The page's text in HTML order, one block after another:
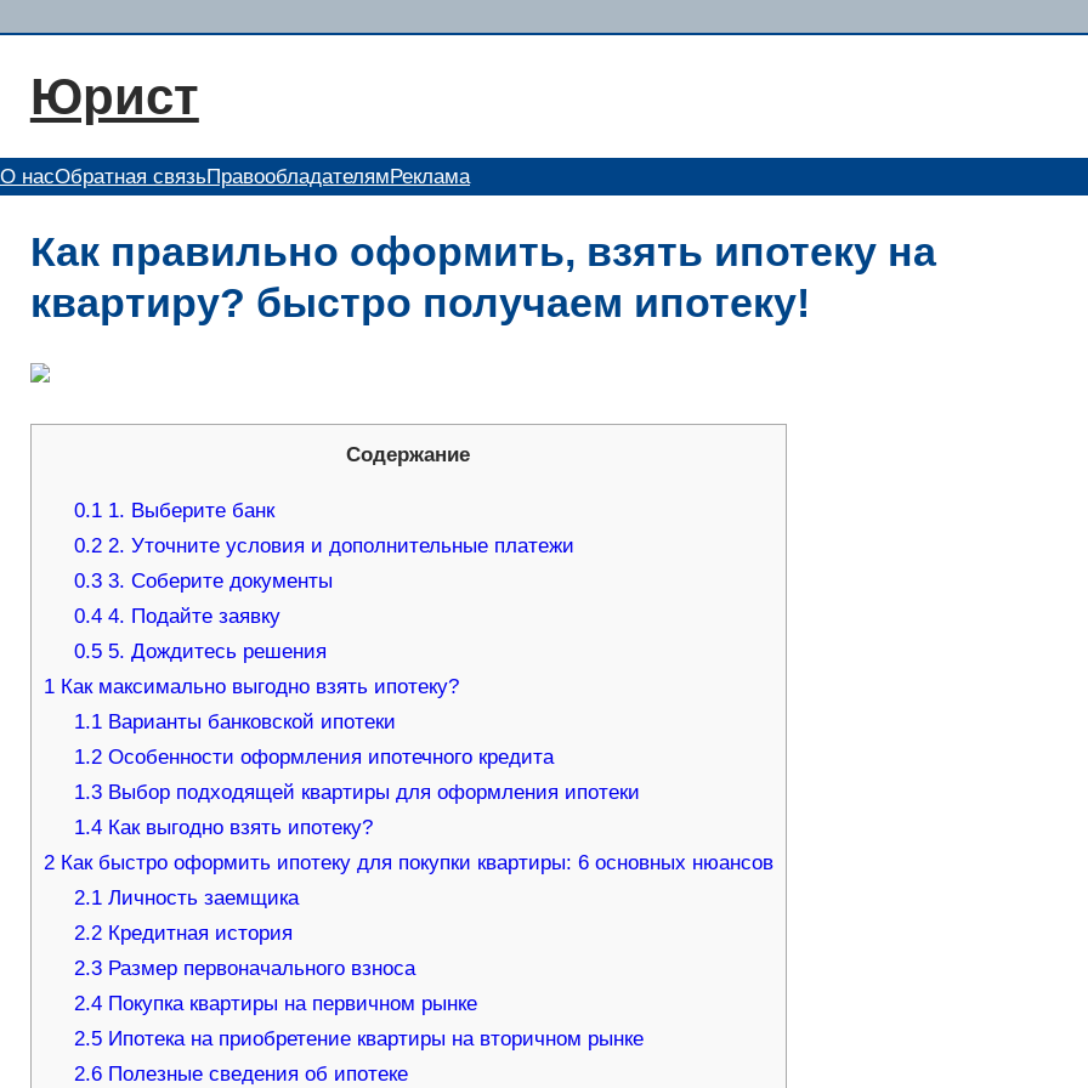
содержимому
Юрист
О насОбратная связьПравообладателям Реклама
Как правильно оформить, взять ипотеку на
квартиру? быстро получаем ипотеку!
Содержание
0.1 1. Выберите банк
0.2 2. Уточните условия и дополнительные платежи
0.3 3. Соберите документы
0.4 4. Подайте заявку
0.5 5. Дождитесь решения
1Как максимально выгодно взять ипотеку?
1.1 Варианты банковской ипотеки
1.2 Особенности оформления ипотечного кредита
1.3 Выбор подходящей квартиры для оформления ипотеки
1.4 Как выгодно взять ипотеку?
2Как быстро оформить ипотеку для покупки квартиры: 6 основных нюансов
2.1 Личность заемщика
2.2 Кредитная история
2.3 Размер первоначального взноса
2.4 Покупка квартиры на первичном рынке
2.5 Ипотека на приобретение квартиры на вторичном рынке
2.6 Полезные сведения об ипотеке